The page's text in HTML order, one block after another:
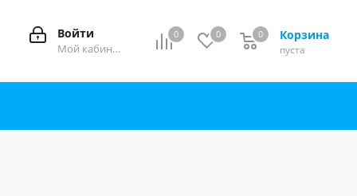
0 0 Корзина
0
пуста
0
Войти
Мой кабинет